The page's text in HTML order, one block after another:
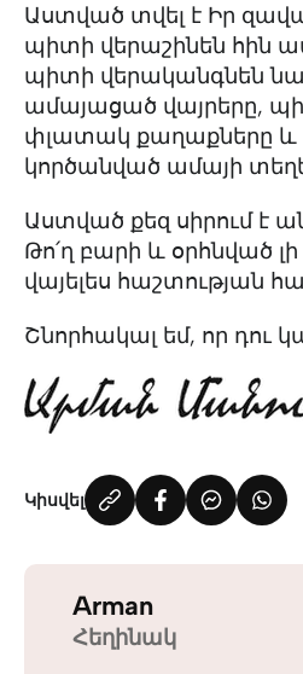
Աստված տվել է Իր
պիտի վերաշինեն հին
պիտի վերականգնեն
ամայացած վայրերը,
փլատակ քաղաքները և
կործանված ամայի
Աստված քեզ սիրում է
Թո՛ղ բարի և օրհնված
վայելես հաշտության
Շնորհակալ եմ, որ դու
Կիսվել
Arman
Հեղինակ